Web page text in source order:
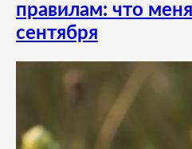
правилам: что
сентября